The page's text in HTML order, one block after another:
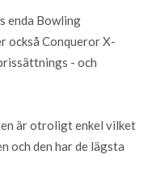
enda Bowling
också Conqueror X-
- och
är otroligt enkel vilket
och den har de lägsta